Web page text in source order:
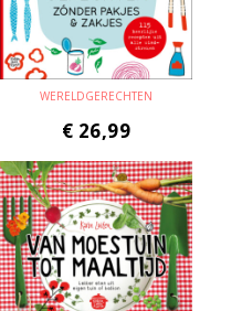
WERELDGERECHTEN
€ 26,99